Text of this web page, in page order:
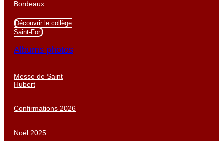
Bordeaux.
Découvrir le collège
Saint-Fort
Albums photos
Messe de Saint
Hubert
Confirmations 2026
Noël 2025